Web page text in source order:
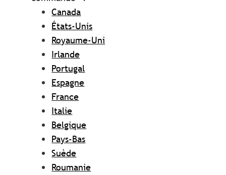
Canada
États-Unis
Royaume-Uni
Irlande
Portugal
Espagne
France
Italie
Belgique
Pays-Bas
Suède
Roumanie